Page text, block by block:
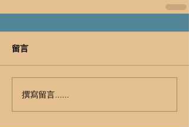
留言
撰寫留言......